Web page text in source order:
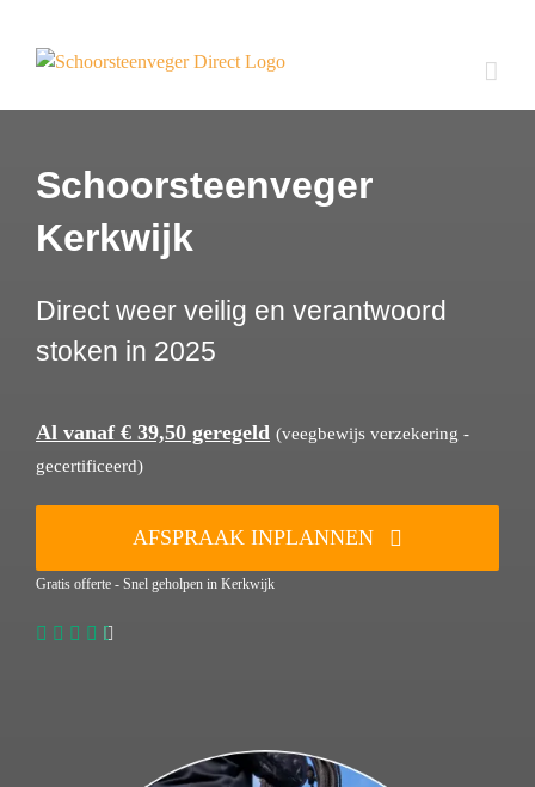
inhoud
Schoorsteenveger
Kerkwijk
Direct weer veilig en verantwoord
stoken in 2025
Al vanaf € 39,50 geregeld (veegbewijs verzekering -
gecertificeerd)
AFSPRAAK INPLANNEN
Gratis offerte - Snel geholpen in Kerkwijk